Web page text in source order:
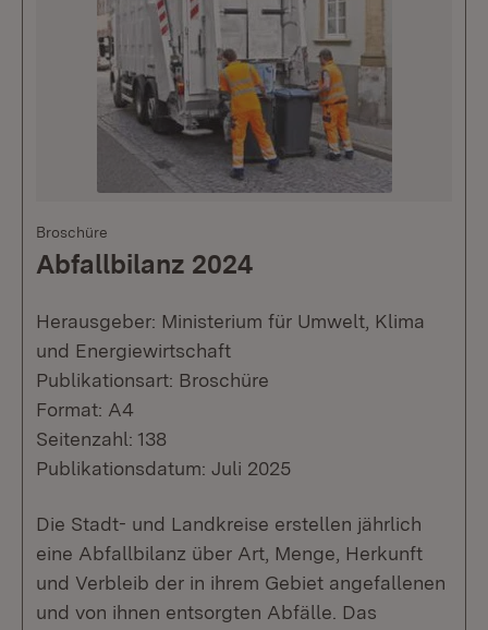
Broschüre
Abfallbilanz 2024
Herausgeber: Ministerium für Umwelt, Klima
und Energiewirtschaft
Publikationsart: Broschüre
Format: A4
Seitenzahl: 138
Publikationsdatum: Juli 2025
Die Stadt- und Landkreise erstellen jährlich
eine Abfallbilanz über Art, Menge, Herkunft
und Verbleib der in ihrem Gebiet angefallenen
und von ihnen entsorgten Abfälle. Das